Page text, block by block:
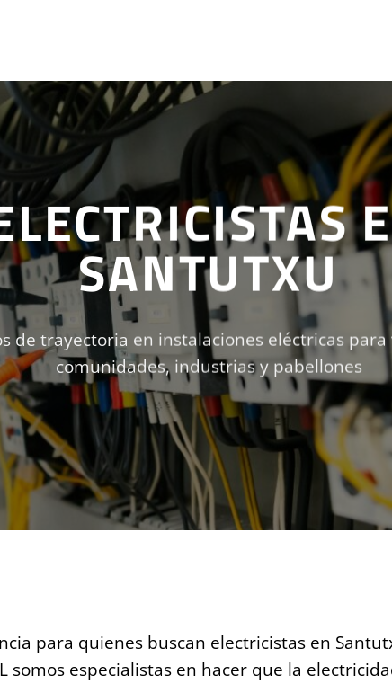
SANTUTXU
de trayectoria en instalaciones eléctricas para
comunidades, industrias y pabellones
para quienes buscan electricistas en
somos especialistas en hacer que la